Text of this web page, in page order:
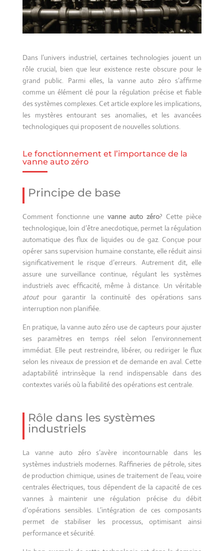
Dans l’univers industriel, certaines technologies jouent un
rôle crucial, bien que leur existence reste obscure pour le
grand public. Parmi elles, la vanne auto zéro s’affirme
comme un élément clé pour la régulation précise et fiable
des systèmes complexes. Cet article explore les implications,
les mystères entourant ses anomalies, et les avancées
technologiques qui proposent de nouvelles solutions.
Le fonctionnement et l’importance de la
vanne auto zéro
Principe de base
Comment fonctionne une vanne auto zéro? Cette pièce
technologique, loin d’être anecdotique, permet la régulation
automatique des flux de liquides ou de gaz. Conçue pour
opérer sans supervision humaine constante, elle réduit ainsi
significativement le risque d’erreurs. Autrement dit, elle
assure une surveillance continue, régulant les systèmes
industriels avec efficacité, même à distance. Un véritable
atoutpour garantir la continuité des opérations sans
interruption non planifiée.
En pratique, la vanne auto zéro use de capteurs pour ajuster
ses paramètres en temps réel selon l’environnement
immédiat. Elle peut restreindre, libérer, ou rediriger le flux
selon les niveaux de pression et de demande en aval. Cette
adaptabilité intrinsèque la rend indispensable dans des
contextes variés où la fiabilité des opérations est centrale.
Rôle dans les systèmes
industriels
La vanne auto zéro s’avère incontournable dans les
systèmes industriels modernes. Raffineries de pétrole, sites
de production chimique, usines de traitement de l’eau, voire
centrales électriques, tous dépendent de la capacité de ces
vannes à maintenir une régulation précise du débit
d’opérations sensibles. L’intégration de ces composants
permet de stabiliser les processus, optimisant ainsi
performance et sécurité.